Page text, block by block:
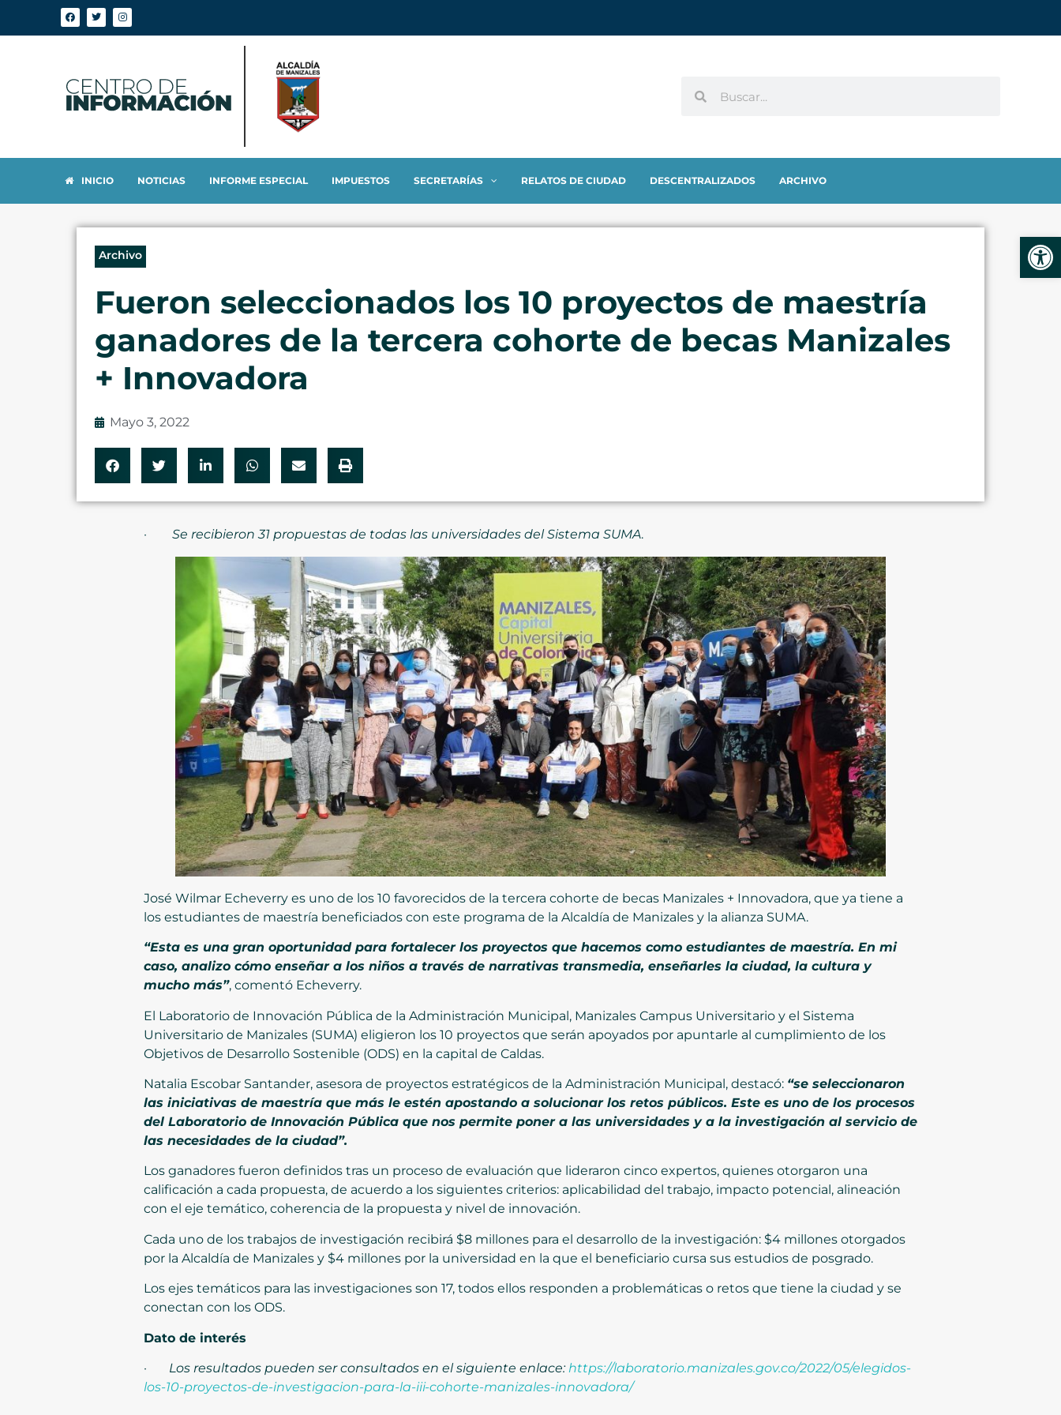
INICIO NOTICIAS INFORME ESPECIAL IMPUESTOS SECRETARÍAS RELATOS DE CIUDAD DESCENTRALIZADOS ARCHIVO
Archivo
Fueron seleccionados los 10 proyectos de maestría
ganadores de la tercera cohorte de becas Manizales
+ Innovadora
Mayo 3, 2022
· Se recibieron 31 propuestas de todas las universidades del Sistema SUMA.
José Wilmar Echeverry es uno de los 10 favorecidos de la tercera cohorte de becas Manizales + Innovadora, que ya tiene a
los estudiantes de maestría beneficiados con este programa de la Alcaldía de Manizales y la alianza SUMA.
“Esta es una gran oportunidad para fortalecer los proyectos que hacemos como estudiantes de maestría. En mi
caso, analizo cómo enseñar a los niños a través de narrativas transmedia, enseñarles la ciudad, la cultura y
mucho más”, comentó Echeverry.
El Laboratorio de Innovación Pública de la Administración Municipal, Manizales Campus Universitario y el Sistema
Universitario de Manizales (SUMA) eligieron los 10 proyectos que serán apoyados por apuntarle al cumplimiento de los
Objetivos de Desarrollo Sostenible (ODS) en la capital de Caldas.
Natalia Escobar Santander, asesora de proyectos estratégicos de la Administración Municipal, destacó: “se seleccionaron
las iniciativas de maestría que más le estén apostando a solucionar los retos públicos. Este es uno de los procesos
del Laboratorio de Innovación Pública que nos permite poner a las universidades y a la investigación al servicio de
las necesidades de la ciudad”.
Los ganadores fueron definidos tras un proceso de evaluación que lideraron cinco expertos, quienes otorgaron una
calificación a cada propuesta, de acuerdo a los siguientes criterios: aplicabilidad del trabajo, impacto potencial, alineación
con el eje temático, coherencia de la propuesta y nivel de innovación.
Cada uno de los trabajos de investigación recibirá $8 millones para el desarrollo de la investigación: $4 millones otorgados
por la Alcaldía de Manizales y $4 millones por la universidad en la que el beneficiario cursa sus estudios de posgrado.
Los ejes temáticos para las investigaciones son 17, todos ellos responden a problemáticas o retos que tiene la ciudad y se
conectan con los ODS.
Dato de interés
· Los resultados pueden ser consultados en el siguiente enlace:https://laboratorio.manizales.gov.co/2022/05/elegidos-
los-10-proyectos-de-investigacion-para-la-iii-cohorte-manizales-innovadora/